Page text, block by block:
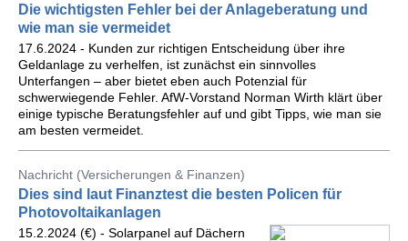
Die wichtigsten Fehler bei der Anlageberatung und
wie man sie vermeidet
17.6.2024 - Kunden zur richtigen Entscheidung über ihre
Geldanlage zu verhelfen, ist zunächst ein sinnvolles
Unterfangen – aber bietet eben auch Potenzial für
schwerwiegende Fehler. AfW-Vorstand Norman Wirth klärt über
einige typische Beratungsfehler auf und gibt Tipps, wie man sie
am besten vermeidet.
Nachricht (Versicherungen & Finanzen)
Dies sind laut Finanztest die besten Policen für
Photovoltaikanlagen
15.2.2024 (€) - Solarpanel auf Dächern